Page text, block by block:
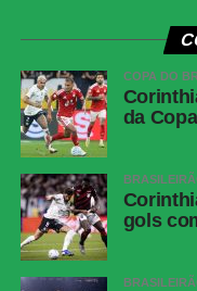
Twitter
Messenger
Share
COPA DO
da
gols